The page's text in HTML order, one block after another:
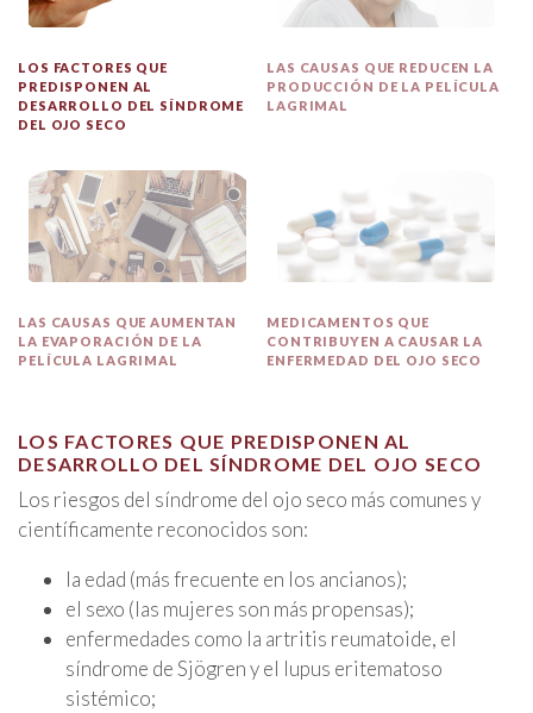
LOS FACTORES QUE
PREDISPONEN AL
DESARROLLO DEL SÍNDROME
DEL OJO SECO
LAS CAUSAS QUE REDUCEN LA
PRODUCCIÓN DE LA PELÍCULA
LAGRIMAL
LAS CAUSAS QUE AUMENTAN
LA EVAPORACIÓN DE LA
PELÍCULA LAGRIMAL
MEDICAMENTOS QUE
CONTRIBUYEN A CAUSAR LA
ENFERMEDAD DEL OJO SECO
LOS FACTORES QUE PREDISPONEN AL
DESARROLLO DEL SÍNDROME DEL OJO SECO
Los riesgos del síndrome del ojo seco más comunes y
científicamente reconocidos son:
la edad (más frecuente en los ancianos);
el sexo (las mujeres son más propensas);
enfermedades como la artritis reumatoide, el
síndrome de Sjögren y el lupus eritematoso
sistémico;